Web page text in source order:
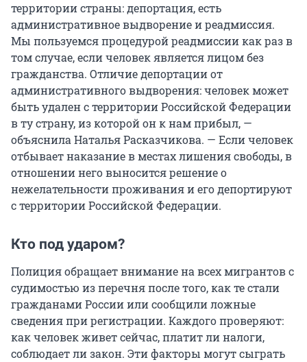
территории страны: депортация, есть
административное выдворение и реадмиссия.
Мы пользуемся процедурой реадмиссии как раз в
том случае, если человек является лицом без
гражданства. Отличие депортации от
административного выдворения: человек может
быть удален с территории Российской Федерации
в ту страну, из которой он к нам прибыл, —
объяснила Наталья Расказчикова. — Если человек
отбывает наказание в местах лишения свободы, в
отношении него выносится решение о
нежелательности проживания и его депортируют
с территории Российской Федерации.
Кто под ударом?
Полиция обращает внимание на всех мигрантов с
судимостью из перечня после того, как те стали
гражданами России или сообщили ложные
сведения при регистрации. Каждого проверяют:
как человек живет сейчас, платит ли налоги,
соблюдает ли закон. Эти факторы могут сыграть